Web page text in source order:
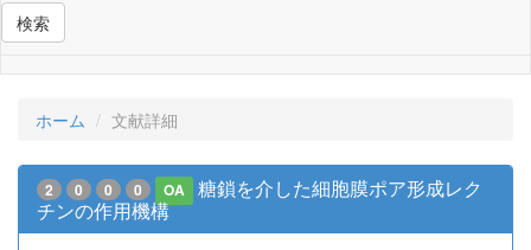
検索
ホーム 文献詳細
2 0 0 0 OA
糖鎖を介した細胞膜ポア形成レク
チンの作用機構